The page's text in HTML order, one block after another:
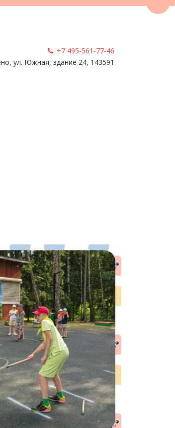
+7 495-561-77-46
, ул. Южная, здание 24, 143591